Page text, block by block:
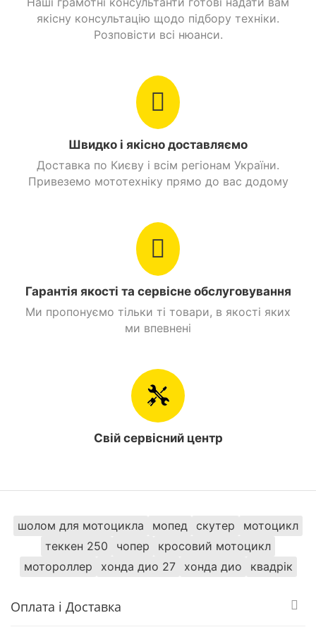
Посадкових місць 1
Вантажопідйомність 90 кг.
2,8 л./100 км.
Головна передача
Цепная передача
14/40 открыта
1 місне
Є
Задній багажник Є
Чорний
2,2 л.
Країна виробник Китай
Квадроцикли 125 куб. см. Spark
якісну консультацію щодо підбору техніки.
Розповісти всі нюанси.
Швидко і якісно доставляємо
Доставка по Києву і всім регіонам України.
Привеземо мототехніку прямо до вас додому
Гарантія якості та сервісне обслуговування
Ми пропонуємо тільки ті товари, в якості яких
ми впевнені
Свій сервісний центр
шолом для мотоцикла мопед скутер
мотоцикл
теккен 250
чопер
кросовий мотоцикл
мотороллер
хонда дио 27 хонда дио квадрік
Оплата і Доставка